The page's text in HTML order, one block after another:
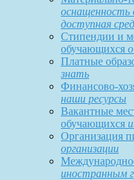
оснащенность
доступная
Стипендии и
обучающихся
Платные
знать
Финансово-
наши ресурсы
Вакантные
обучающихся
Организация
организации
иностранным